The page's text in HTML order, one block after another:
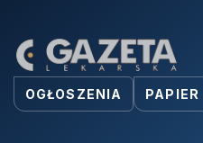
OGŁOSZENIA PAPIER